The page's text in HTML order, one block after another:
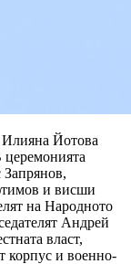
Илияна Йотова
церемонията
Запрянов,
и висши
на Народното
Андрей
власт,
корпус и военно-